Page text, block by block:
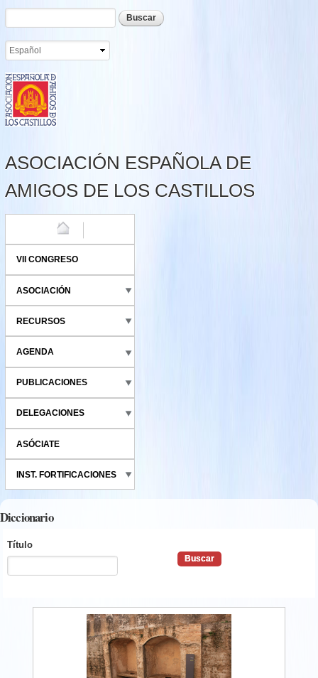
Pasar al
contenido
Formulario de búsqueda
Buscar
ASOCIACIÓN ESPAÑOLA DE
AMIGOS DE LOS CASTILLOS
VII CONGRESO
ASOCIACIÓN
RECURSOS
AGENDA
PUBLICACIONES
DELEGACIONES
ASÓCIATE
INST. FORTIFICACIONES
Diccionario
Título